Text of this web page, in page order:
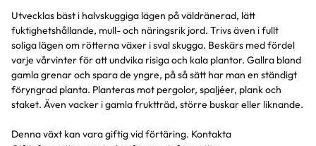
Utvecklas bäst i halvskuggiga lägen på väldränerad, lätt
fuktighetshållande, mull- och näringsrik jord. Trivs även i fullt
soliga lägen om rötterna växer i sval skugga. Beskärs med fördel
varje vårvinter för att undvika risiga och kala plantor. Gallra bland
gamla grenar och spara de yngre, på så sätt har man en ständigt
föryngrad planta. Planteras mot pergolor, spaljéer, plank och
staket. Även vacker i gamla fruktträd, större buskar eller liknande.
Denna växt kan vara giftig vid förtäring. Kontakta